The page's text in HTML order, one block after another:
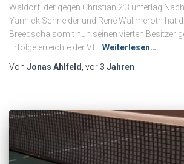
Waldorf, der gegen Christian 2:3
Yannick Schneider und René Wallmeroth hat
Breedscha somit nun seinen vierten Besitzer
Erfolge erreichte der VfL Weiterlesen…
Von Jonas Ahlfeld, vor3 Jahren